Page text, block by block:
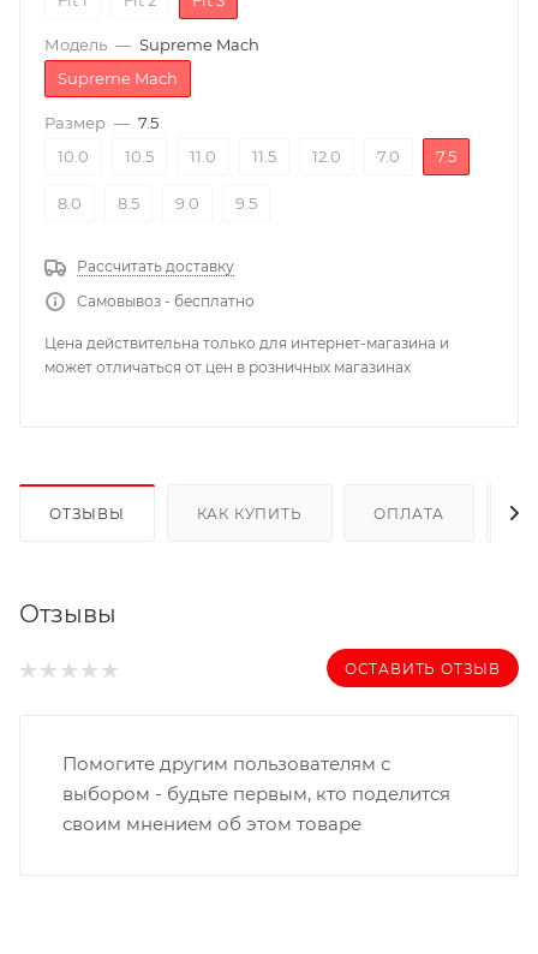
Модель — Supreme Mach
Supreme Mach
Размер — 7.5
10.0
10.5 11.0 11.5 12.0 7.0 7.5
8.0 8.5 9.0 9.5
Рассчитать доставку
Самовывоз - бесплатно
Цена действительна только для интернет-магазина и
может отличаться от цен в розничных магазинах
ОТЗЫВЫ КАК КУПИТЬ ОПЛАТА
Отзывы
ОСТАВИТЬ ОТЗЫВ
Помогите другим пользователям с
выбором - будьте первым, кто поделится
своим мнением об этом товаре